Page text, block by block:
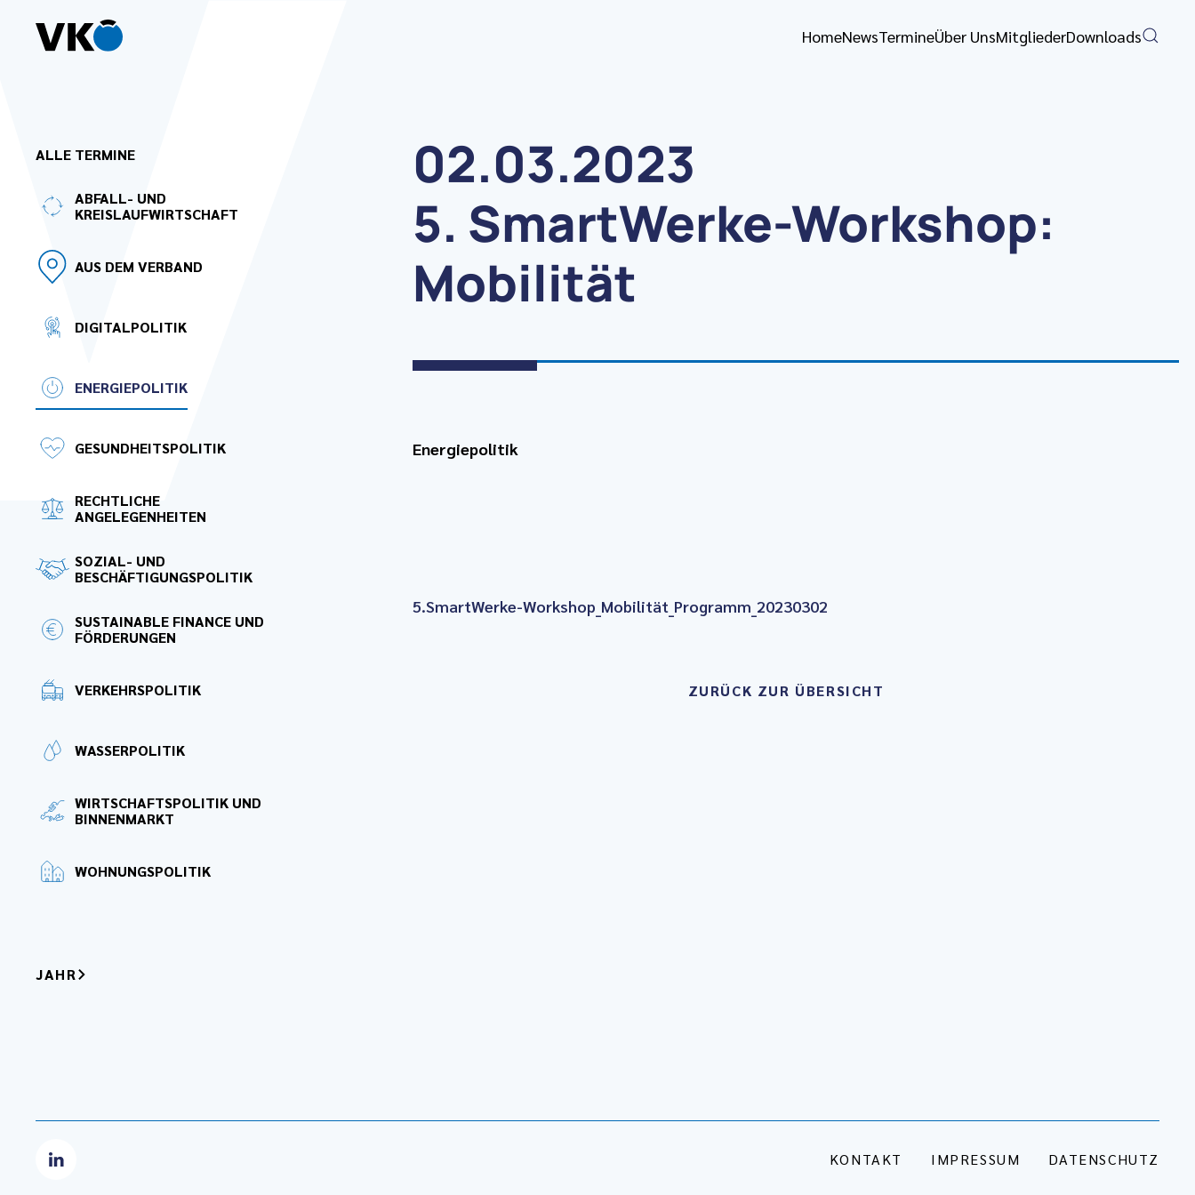
Zum Hauptinhalt springen
HomeNewsTermineÜber UnsMitgliederDownloads
ALLE TERMINE
ABFALL- UND
KREISLAUFWIRTSCHAFT
AUS DEM VERBAND
DIGITALPOLITIK
ENERGIEPOLITIK
GESUNDHEITSPOLITIK
RECHTLICHE
ANGELEGENHEITEN
SOZIAL- UND
BESCHÄFTIGUNGSPOLITIK
SUSTAINABLE FINANCE UND
FÖRDERUNGEN
VERKEHRSPOLITIK
WASSERPOLITIK
WIRTSCHAFTSPOLITIK UND
BINNENMARKT
WOHNUNGSPOLITIK
JAHR
02.03.2023
5. SmartWerke-Workshop:
Mobilität
Energiepolitik
5.SmartWerke-Workshop_Mobilität_Programm_20230302
ZURÜCK ZUR ÜBERSICHT
KONTAKT IMPRESSUM DATENSCHUTZ